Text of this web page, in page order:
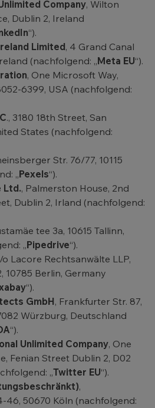
Company, Wilton
Dublin 2, Ireland
“).
Limited, 4 Grand Canal
(nachfolgend: „Meta EU“).
, One Microsoft Way,
6399, USA (nachfolgend:
., 3180 18th Street, San
States (nachfolgend:
Str. 76/77, 10115
„Pexels“).
Ltd., Palmerston House, 2nd
Dublin 2, Irland (nachfolgend:
tee 3a, 10615 Tallinn,
„Pipedrive“).
o Lacore Rechtsanwälte LLP,
10785 Berlin, Germany
“).
GmbH, Frankfurter Str. 87,
Würzburg, Deutschland
“).
Unlimited Company, One
Fenian Street Dublin 2, D02
„Twitter EU“).
,
46, 50670 Köln (nachfolgend: